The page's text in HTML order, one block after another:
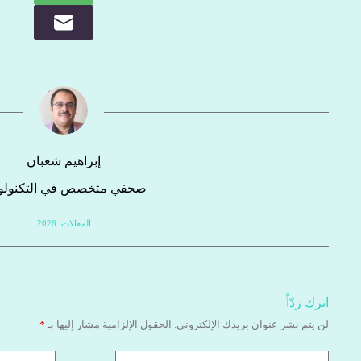
إبراهيم شعبان
صحفي متخصص في
المقالات: 2028
اترك ردّاً
لن يتم نشر عنوان بريدك الإلكتروني. الحقول الإلزامية مشار إليها بـ *